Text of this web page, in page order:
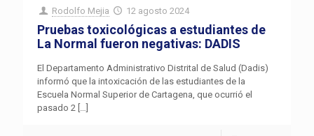
Rodolfo Mejia 12 agosto 2024
Pruebas toxicológicas a estudiantes de
La Normal fueron negativas: DADIS
El Departamento Administrativo Distrital de Salud (Dadis)
informó que la intoxicación de las estudiantes de la
Escuela Normal Superior de Cartagena, que ocurrió el
pasado 2 […]